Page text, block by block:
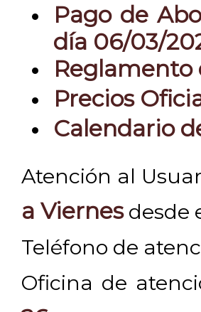
Pago de
día 06/03/
Reglamento
Precios
Calendario
Atención al
a Viernesdesde
Teléfono de
Oficina de